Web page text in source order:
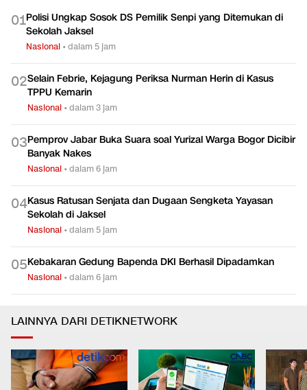
01Polisi Ungkap Sosok DS Pemilik Senpi yang Ditemukan di
Sekolah Jaksel
Nasional •dalam 5 jam
02Selain Febrie, Kejagung Periksa Nurman Herin di Kasus
TPPU Kemarin
Nasional •dalam 3 jam
03Pemprov Jabar Buka Suara soal Yurizal Warga Bogor Dicibir
Banyak Nakes
Nasional •dalam 6 jam
04Kasus Ratusan Senjata dan Dugaan Sengketa Yayasan
Sekolah di Jaksel
Nasional •dalam 5 jam
05Kebakaran Gedung Bapenda DKI Berhasil Dipadamkan
Nasional •dalam 6 jam
LAINNYA DARI DETIKNETWORK